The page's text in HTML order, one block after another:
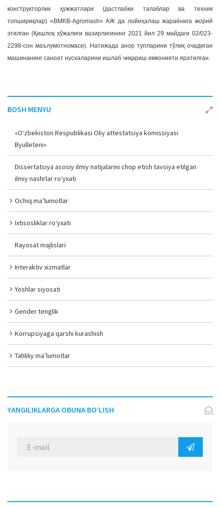
конструкторлик ҳужжатлари (дастлабки талаблар ва техник
топшириқлар) «BMKB-Agromash» АЖ да лойиҳалаш жараёнига жорий
этилган (Қишлоқ хўжалиги вазирлигининг 2021 йил 29 майдаги 02/023-
2298-сон маълумотномаси). Натижада анор тупларини тўлиқ очадиган
машинанинг саноат нусхаларини ишлаб чиқариш имконияти яратилган.
BOSH MENYU
«O‘zbekiston Respublikasi Oliy attestatsiya komissiyasi
Byulleteni»
Dissertatsiya asosiy ilmiy natijalarini chop etish tavsiya etilgan
ilmiy nashrlar ro‘yxati
Ochiq ma’lumotlar
Ixtisosliklar ro‘yxati
Rayosat majlislari
Interaktiv xizmatlar
Yoshlar siyosati
Gender tenglik
Korrupsiyaga qarshi kurashish
Tahliliy ma’lumotlar
YANGILIKLARGA OBUNA BO‘LISH